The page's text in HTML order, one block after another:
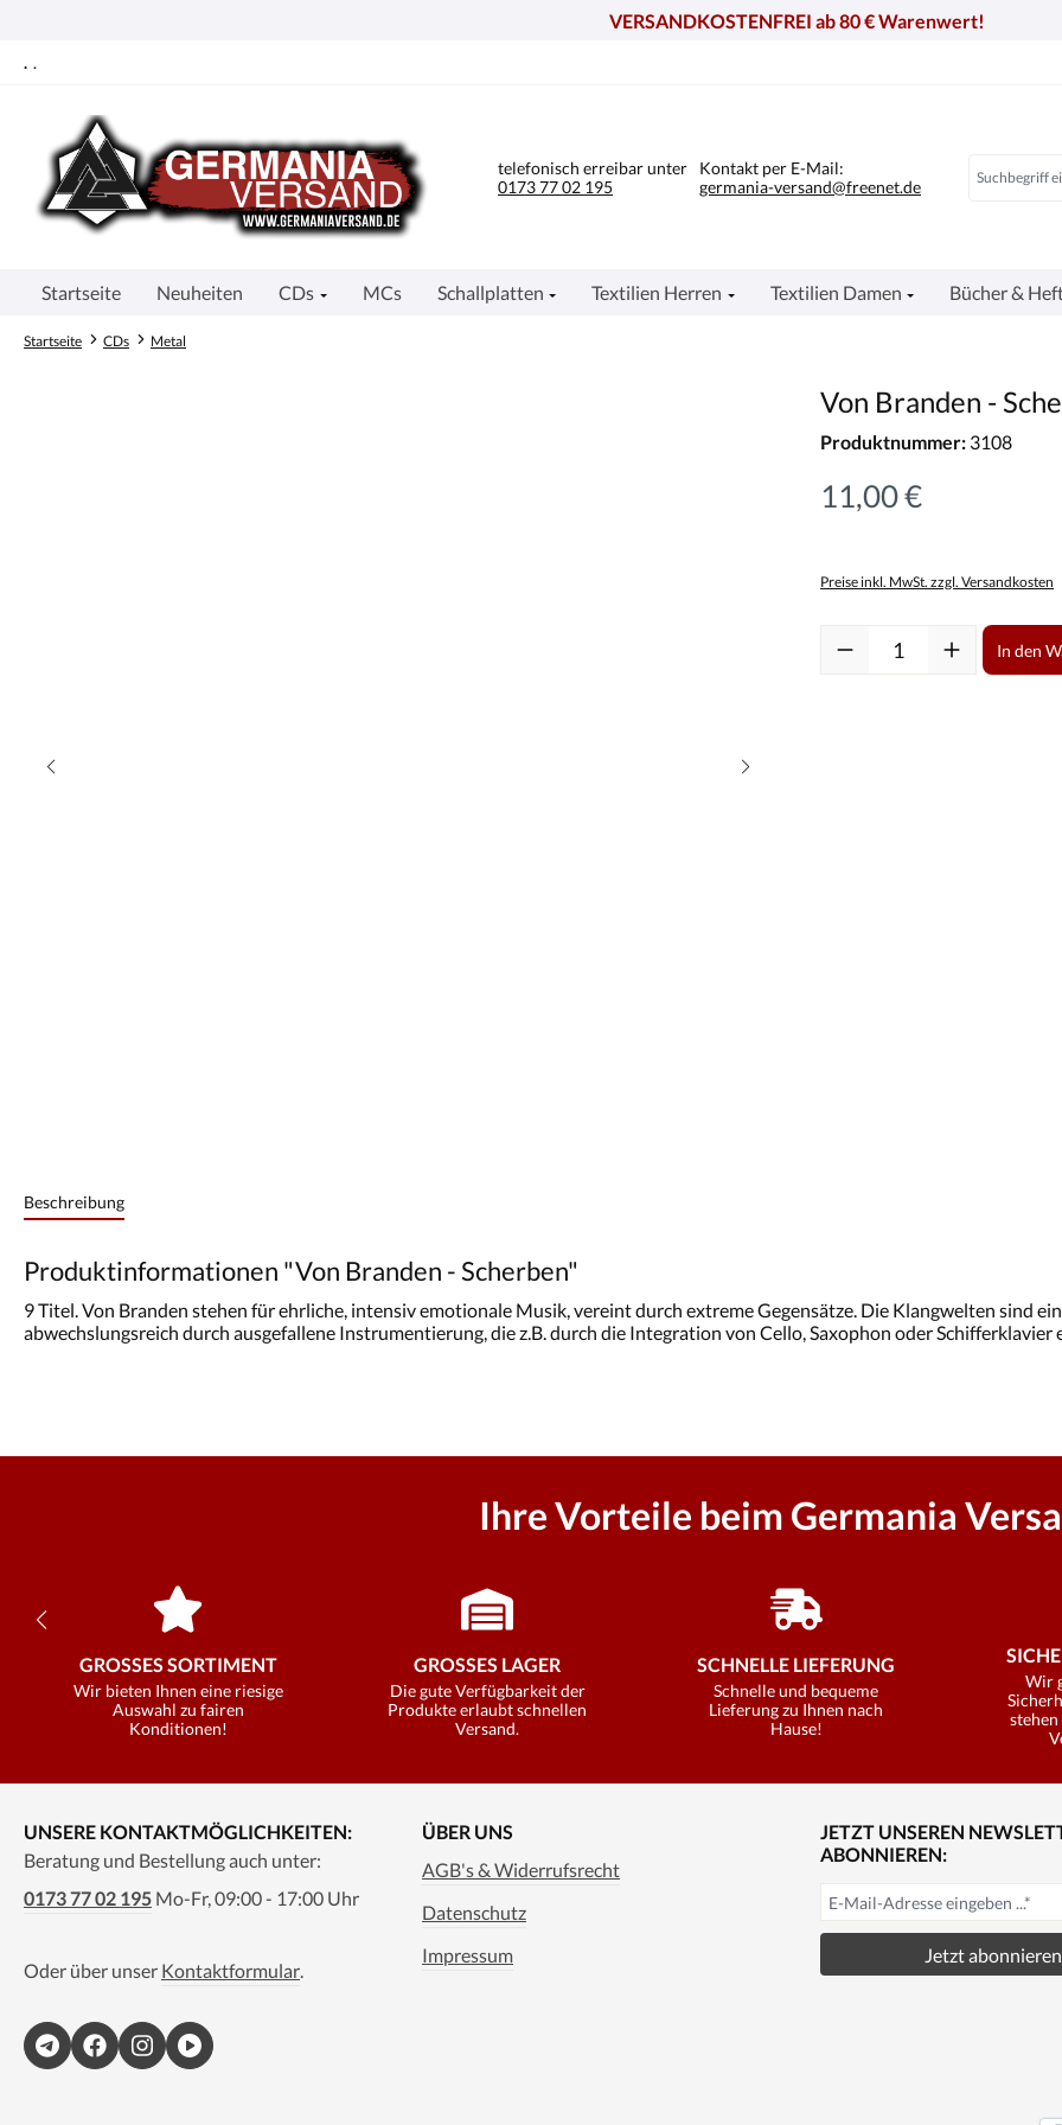
VERSANDKOSTENFREI ab 80 € Warenwert!
. .
telefonisch erreibar unter
0173 77 02 195
Kontakt per E-Mail:
germania-versand@freenet.de
Startseite Neuheiten CDs MCs Schallplatten Textilien Herren Textilien Damen Bücher &
Startseite CDs Metal
Von Branden -
Produktnummer: 3108
11,00 €
Preise inkl. MwSt. zzgl. Versandkosten
Produkt Anzahl: Gib den
In den
Beschreibung
Produktinformationen "Von Branden - Scherben"
9 Titel. Von Branden stehen für ehrliche, intensiv emotionale Musik, vereint durch extreme Gegensätze. Die Klangwelten sind
abwechslungsreich durch ausgefallene Instrumentierung, die z.B. durch die Integration von Cello, Saxophon oder Schifferklavier
Ihre Vorteile beim Germania
GROSSES SORTIMENT
Wir bieten Ihnen eine riesige
Auswahl zu fairen
Konditionen!
GROSSES LAGER
Die gute Verfügbarkeit der
Produkte erlaubt schnellen
Versand.
SCHNELLE LIEFERUNG
Schnelle und bequeme
Lieferung zu Ihnen nach
Hause!
Wir
UNSERE KONTAKTMÖGLICHKEITEN:
Beratung und Bestellung auch unter:
0173 77 02 195 Mo-Fr, 09:00 - 17:00 Uhr
Oder über unser Kontaktformular.
ÜBER UNS
AGB's & Widerrufsrecht
Datenschutz
Impressum
JETZT UNSEREN
ABONNIEREN:
Jetzt